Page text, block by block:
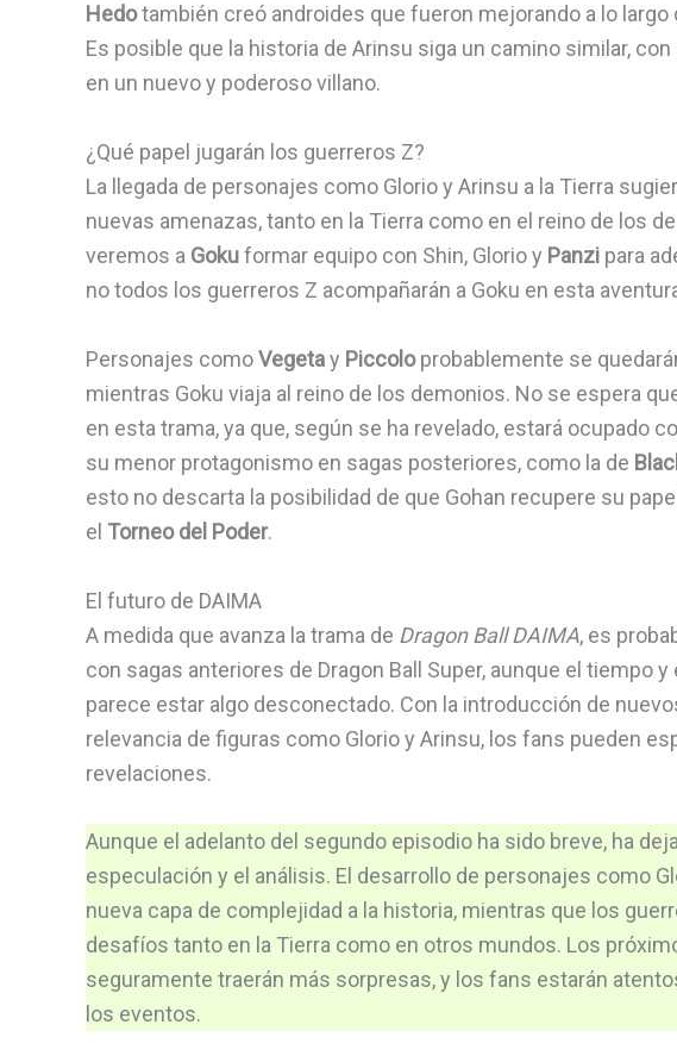
Hedotambién creó androides que fueron mejorando a lo largo
Es posible que la historia de Arinsu siga un camino similar,
en un nuevo y poderoso villano.
¿Qué papel jugarán los guerreros Z?
La llegada de personajes como Glorio y Arinsu a la Tierra
nuevas amenazas, tanto en la Tierra como en el reino de los
veremos a Gokuformar equipo con Shin, Glorio y Panzi para
no todos los guerreros Z acompañarán a Goku en esta
Personajes comoVegetay Piccoloprobablemente se
mientras Goku viaja al reino de los demonios. No se espera
en esta trama, ya que, según se ha revelado, estará ocupado
su menor protagonismo en sagas posteriores, como la de
esto no descarta la posibilidad de que Gohan recupere su
el Torneo del Poder.
El futuro de DAIMA
A medida que avanza la trama de Dragon Ball DAIMA, es
con sagas anteriores de Dragon Ball Super, aunque el tiempo
parece estar algo desconectado. Con la introducción de
relevancia de figuras como Glorio y Arinsu, los fans pueden
revelaciones.
Aunque el adelanto del segundo episodio ha sido breve, ha
especulación y el análisis. El desarrollo de personajes como
nueva capa de complejidad a la historia, mientras que los
desafíos tanto en la Tierra como en otros mundos. Los
seguramente traerán más sorpresas, y los fans estarán
los eventos.